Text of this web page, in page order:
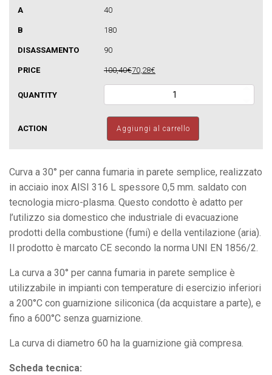
quantità
40
180
90
100,40€70,28€
30°
canne
fumarie
semplice
quantità
Aggiungi al carrello
Curva a 30° per canna fumaria in parete semplice, realizzato
in acciaio inox AISI 316 L spessore 0,5 mm. saldato con
tecnologia micro-plasma. Questo condotto è adatto per
l’utilizzo sia domestico che industriale di evacuazione
prodotti della combustione (fumi) e della ventilazione (aria).
Il prodotto è marcato CE secondo la norma UNI EN 1856/2.
La curva a 30° per canna fumaria in parete semplice è
utilizzabile in impianti con temperature di esercizio inferiori
a 200°C con guarnizione siliconica (da acquistare a parte), e
fino a 600°C senza guarnizione.
La curva di diametro 60 ha la guarnizione già compresa.
Scheda tecnica: